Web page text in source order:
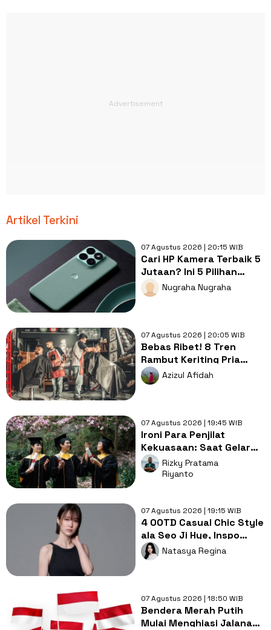
Artikel Terkini
07 Agustus 2026 | 20:15 WIB
Cari HP Kamera Terbaik 5
Jutaan? Ini 5 Pilihan
dengan Foto Paling Tajam
Nugraha Nugraha
07 Agustus 2026 | 20:05 WIB
Bebas Ribet! 8 Tren
Rambut Keriting Pria
untuk Wajah Kotak yang
Gampang Ditata
Azizul Afidah
07 Agustus 2026 | 19:45 WIB
Ironi Para Penjilat
Kekuasaan: Saat Gelar
Akademis Kalah oleh
Mental ABS
Rizky Pratama
Riyanto
07 Agustus 2026 | 19:15 WIB
4 OOTD Casual Chic Style
ala Seo Ji Hye, Inspo
Gaya Ngampus Sampai
Ngantor!
Natasya Regina
07 Agustus 2026 | 18:50 WIB
Bendera Merah Putih
Mulai Menghiasi Jalanan,